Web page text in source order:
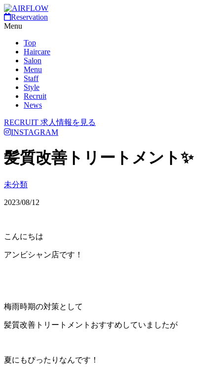
Reservation
Menu
Top
Haircare
Salon
Menu
Staff
Style
Recruit
News
RECRUIT 求人情報を見る
INSTAGRAM
髪質改善トリートメント✨
未分類
2023/08/12
こんにちは
アンビシャン店です！
梅雨時期の対策として
髪質改善トリートメントおすすめしていましたが
夏にもぴったりなんです！